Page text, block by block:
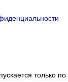
только